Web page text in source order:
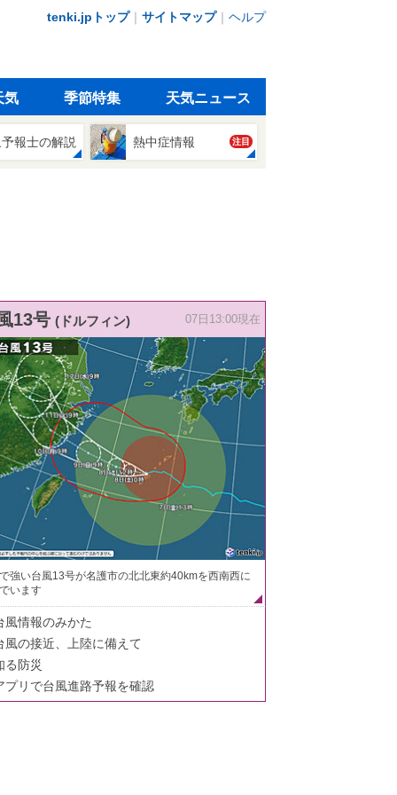
tenki.jpトップ｜ サイトマップ｜ ヘルプ
気 季節特集 天気ニュース
報士の解説 熱中症情報 注目
13号 (ドルフィン) 07日13:00現在
強い台風13号が名護市の北北東約40kmを西南西に
います
風情報のみかた
風の接近、上陸に備えて
る防災
プリで台風進路予報を確認